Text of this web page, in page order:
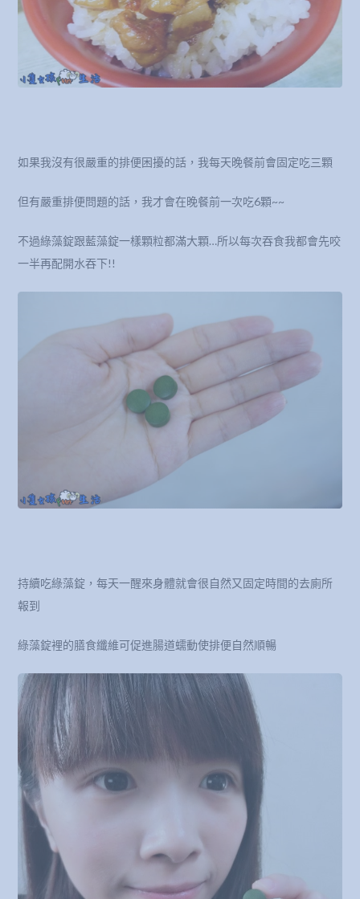
如果我沒有很嚴重的排便困擾的話，我每天晚餐前會固定吃三顆
但有嚴重排便問題的話，我才會在晚餐前一次吃6顆~~
不過綠藻錠跟藍藻錠一樣顆粒都滿大顆…所以每次吞食我都會先咬
一半再配開水吞下!!
持續吃綠藻錠，每天一醒來身體就會很自然又固定時間的去廁所
報到
綠藻錠裡的膳食纖維可促進腸道蠕動使排便自然順暢